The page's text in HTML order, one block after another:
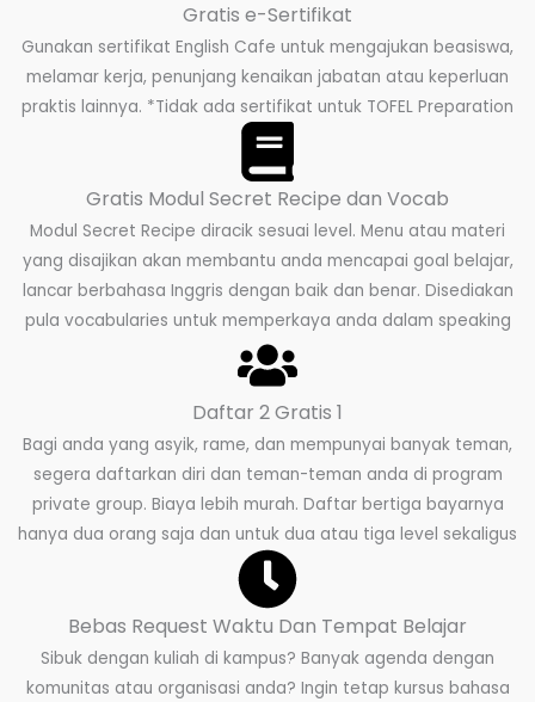
Gratis e-Sertifikat
Gunakan sertifikat English Cafe untuk mengajukan beasiswa,
melamar kerja, penunjang kenaikan jabatan atau keperluan
praktis lainnya. *Tidak ada sertifikat untuk TOFEL Preparation
Gratis Modul Secret Recipe dan Vocab
Modul Secret Recipe diracik sesuai level. Menu atau materi
yang disajikan akan membantu anda mencapai goal belajar,
lancar berbahasa Inggris dengan baik dan benar. Disediakan
pula vocabularies untuk memperkaya anda dalam speaking
Daftar 2 Gratis 1
Bagi anda yang asyik, rame, dan mempunyai banyak teman,
segera daftarkan diri dan teman-teman anda di program
private group. Biaya lebih murah. Daftar bertiga bayarnya
hanya dua orang saja dan untuk dua atau tiga level sekaligus
Bebas Request Waktu Dan Tempat Belajar
Sibuk dengan kuliah di kampus? Banyak agenda dengan
komunitas atau organisasi anda? Ingin tetap kursus bahasa